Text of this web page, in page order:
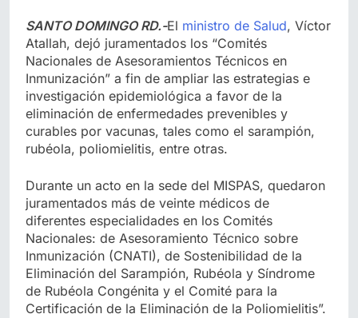
SANTO DOMINGO RD.-El ministro de Salud, Víctor
Atallah, dejó juramentados los “Comités
Nacionales de Asesoramientos Técnicos en
Inmunización” a fin de ampliar las estrategias e
investigación epidemiológica a favor de la
eliminación de enfermedades prevenibles y
curables por vacunas, tales como el sarampión,
rubéola, poliomielitis, entre otras.
Durante un acto en la sede del MISPAS, quedaron
juramentados más de veinte médicos de
diferentes especialidades en los Comités
Nacionales: de Asesoramiento Técnico sobre
Inmunización (CNATI), de Sostenibilidad de la
Eliminación del Sarampión, Rubéola y Síndrome
de Rubéola Congénita y el Comité para la
Certificación de la Eliminación de la Poliomielitis”.